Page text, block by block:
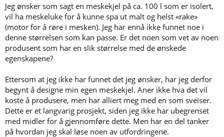
Jeg ønsker som sagt en meskekjel på ca. 100 l som er isolert,
vil ha meskeluke for å kunne spa ut malt og helst «rake»
(motor for å røre i mesken). Jeg har ennå ikke funnet noe i
denne størrelsen som kan passe. Er det noen som vet av noen
produsent som har en slik størrelse med de ønskede
egenskapene?
Ettersom at jeg ikke har funnet det jeg ønsker, har jeg derfor
begynt å designe min egen meskekjel. Aner ikke hva det vil
koste å produsere, men har alliert meg med en som sveiser.
Dette er et langvarig prosjekt, siden jeg ikke har ubegrenset
med midler for å gjennomføre dette. Men har en del tanker
på hvordan jeg skal løse noen av utfordringene.